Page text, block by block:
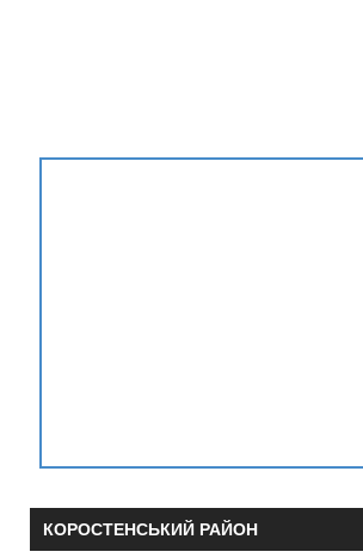
КОРОСТЕНСЬКИЙ РАЙОН